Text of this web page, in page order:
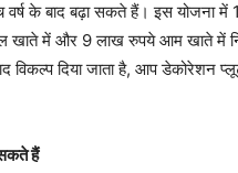
के बाद बढ़ा सकते हैं। इस योजना
में और 9 लाख रुपये आम खाते में
विकल्प दिया जाता है, आप
हैं